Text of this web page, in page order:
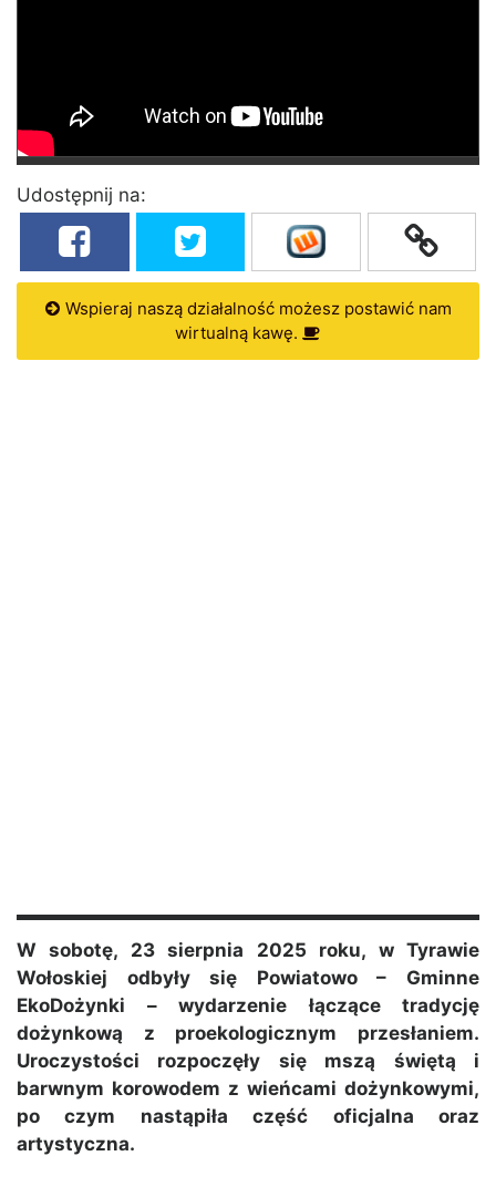
Udostępnij na:
Wspieraj naszą działalność możesz postawić nam
wirtualną kawę.
W sobotę, 23 sierpnia 2025 roku, w Tyrawie
Wołoskiej odbyły się Powiatowo – Gminne
EkoDożynki – wydarzenie łączące tradycję
dożynkową z proekologicznym przesłaniem.
Uroczystości rozpoczęły się mszą świętą i
barwnym korowodem z wieńcami dożynkowymi,
po czym nastąpiła część oficjalna oraz
artystyczna.